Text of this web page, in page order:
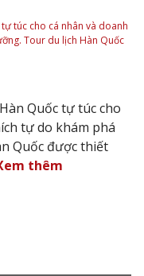
Quốc tự túc cho
tự do khám phá
Quốc được thiết
thêm